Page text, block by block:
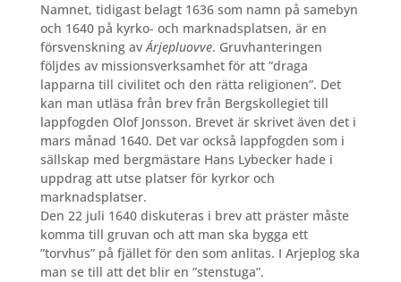
Namnet, tidigast belagt 1636 som namn på samebyn
och 1640 på kyrko- och marknadsplatsen, är en
försvenskning avÁrjepluovve. Gruvhanteringen
följdes av missionsverksamhet för att ”draga
lapparna till civilitet och den rätta religionen”. Det
kan man utläsa från brev från Bergskollegiet till
lappfogden Olof Jonsson. Brevet är skrivet även det i
mars månad 1640. Det var också lappfogden som i
sällskap med bergmästare Hans Lybecker hade i
uppdrag att utse platser för kyrkor och
marknadsplatser.
Den 22 juli 1640 diskuteras i brev att präster måste
komma till gruvan och att man ska bygga ett
”torvhus” på fjället för den som anlitas. I Arjeplog ska
man se till att det blir en ”stenstuga”.